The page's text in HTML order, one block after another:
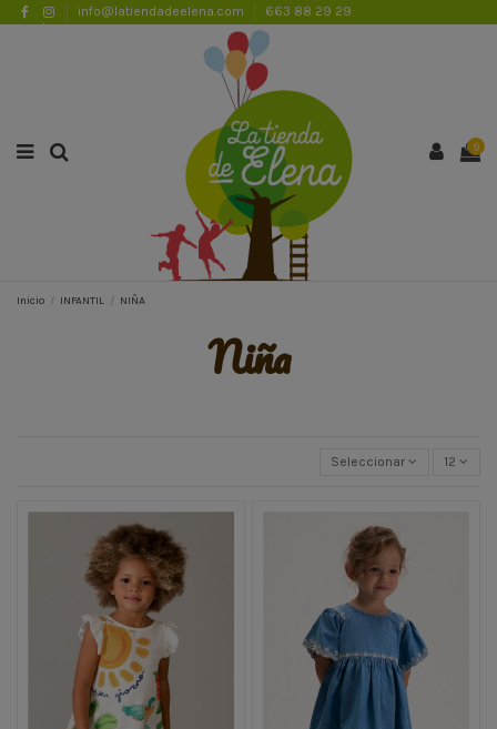
info@latiendadeelena.com
663 88 29 29
ENVÍOS GRATUITOS A PARTIR DE 50€
0
Inicio INFANTIL NIÑA
niña
Seleccionar 12